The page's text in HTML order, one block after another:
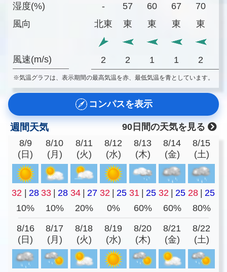
湿度(%)
風向
風速(m/s)
-
57 60 67 70
北東
東 東 東 東
2 2 1 1 2
※気温グラフは、表示期間の最高気温を赤、最低気温を青としています。
コンパスを表示
週間天気
90日間の天気を見る
8/9
(日)
8/10
(月)
8/11
(火)
8/12
(水)
8/13
(木)
8/14
(金)
8/15
(土)
32 | 28 33 | 28 34 | 27 32 | 25 31 | 25 32 | 25 28 | 25
10%
10% 20% 0% 60% 60% 80%
8/16
(日)
8/17
(月)
8/18
(火)
8/19
(水)
8/20
(木)
8/21
(金)
8/22
(土)